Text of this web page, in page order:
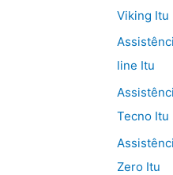
Viking Itu
line Itu
Tecno Itu
Zero Itu